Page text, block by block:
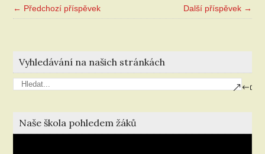
← Předchozí příspěvek Další příspěvek →
Vyhledávání na našich stránkách
Naše škola pohledem žáků